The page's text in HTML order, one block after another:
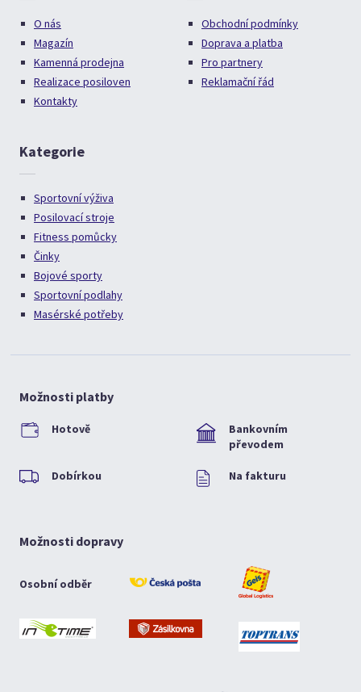
O nás
Magazín
Kamenná prodejna
Realizace posiloven
Kontakty
Obchodní podmínky
Doprava a platba
Pro partnery
Reklamační řád
Kategorie
Sportovní výživa
Posilovací stroje
Fitness pomůcky
Činky
Bojové sporty
Sportovní podlahy
Masérské potřeby
Možnosti platby
Hotově
Bankovním
převodem
Dobírkou Na fakturu
Možnosti dopravy
Osobní odběr